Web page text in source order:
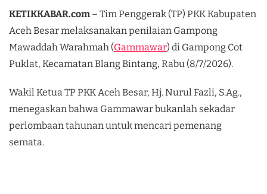
KETIKKABAR.com – Tim Penggerak (TP) PKK Kabupaten
Aceh Besar melaksanakan penilaian Gampong
Mawaddah Warahmah (Gammawar) di Gampong Cot
Puklat, Kecamatan Blang Bintang, Rabu (8/7/2026).
Wakil Ketua TP PKK Aceh Besar, Hj. Nurul Fazli, S.Ag.,
menegaskan bahwa Gammawar bukanlah sekadar
perlombaan tahunan untuk mencari pemenang
semata.